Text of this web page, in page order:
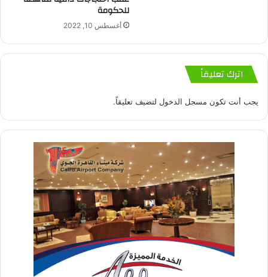
للحكومة
أغسطس 10, 2022
اترك تعليقاً
يجب أنت تكون مسجل الدخول لتضيف تعليقاً.